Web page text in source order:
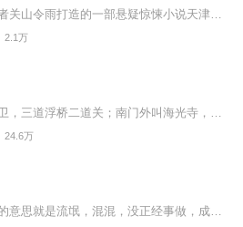
2.1万
24.6万